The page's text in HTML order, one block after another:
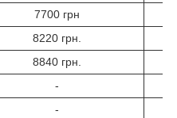
7700 грн
8220 грн.
8840 грн.
-
-